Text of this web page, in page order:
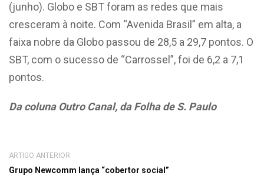
(junho). Globo e SBT foram as redes que mais
cresceram à noite. Com “Avenida Brasil” em alta, a
faixa nobre da Globo passou de 28,5 a 29,7 pontos. O
SBT, com o sucesso de “Carrossel”, foi de 6,2 a 7,1
pontos.
Da coluna Outro Canal, da Folha de S. Paulo
ARTIGO ANTERIOR
Grupo Newcomm lança “cobertor social”